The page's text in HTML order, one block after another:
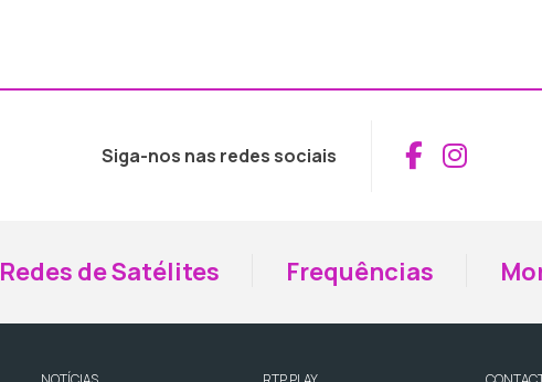
Siga-nos nas redes sociais Aceder
Redes de Satélites Frequências